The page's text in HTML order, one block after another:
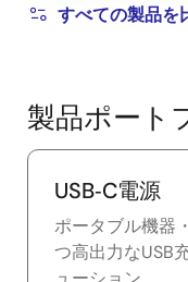
すべての製品を
製品ポート
USB‑C電源
ポータブル機器
つ高出力なUSB